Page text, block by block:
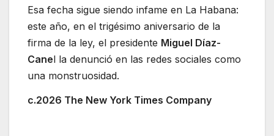
Esa fecha sigue siendo infame en La Habana:
este año, en el trigésimo aniversario de la
firma de la ley, el presidente Miguel Díaz-
Canel la denunció en las redes sociales como
una monstruosidad.
c.2026 The New York Times Company